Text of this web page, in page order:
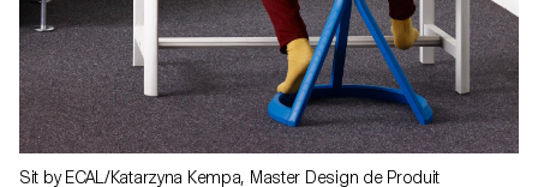
Sit by ECAL/Katarzyna Kempa, Master Design de Produit